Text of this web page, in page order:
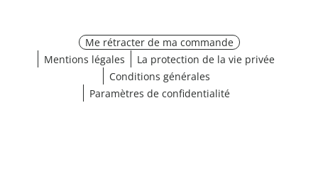
Me rétracter de ma commande
Mentions légales
La protection de la vie privée
Conditions générales
Paramètres de confidentialité